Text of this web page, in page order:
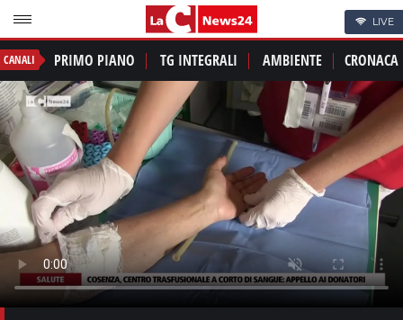
LIVE
CANALI PRIMO PIANO TG INTEGRALI AMBIENTE CRONACA